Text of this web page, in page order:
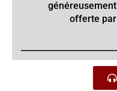
généreusement
offerte par